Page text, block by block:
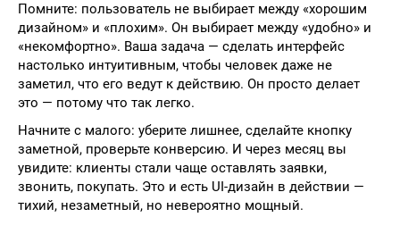
Помните: пользователь не выбирает между «хорошим
дизайном» и «плохим». Он выбирает между «удобно» и
«некомфортно». Ваша задача — сделать интерфейс
настолько интуитивным, чтобы человек даже не
заметил, что его ведут к действию. Он просто делает
это — потому что так легко.
Начните с малого: уберите лишнее, сделайте кнопку
заметной, проверьте конверсию. И через месяц вы
увидите: клиенты стали чаще оставлять заявки,
звонить, покупать. Это и есть UI-дизайн в действии —
тихий, незаметный, но невероятно мощный.